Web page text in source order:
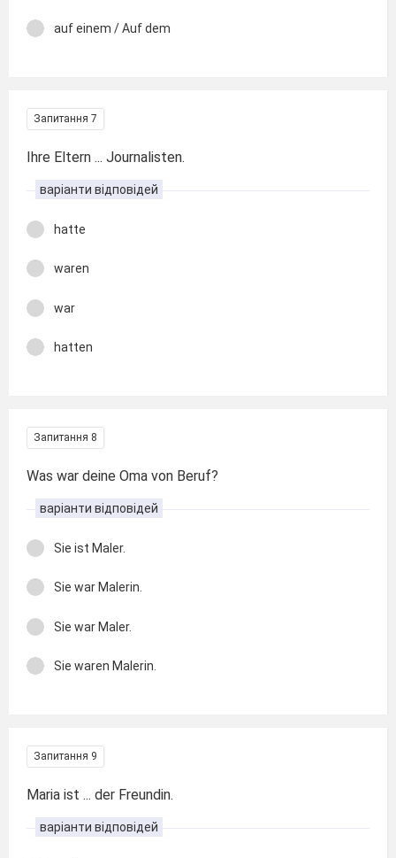
auf einem / Auf dem
Запитання 7
Ihre Eltern ... Journalisten.
варіанти відповідей
hatte
waren
war
hatten
Запитання 8
Was war deine Oma von Beruf?
варіанти відповідей
Sie ist Maler.
Sie war Malerin.
Sie war Maler.
Sie waren Malerin.
Запитання 9
Maria ist ... der Freundin.
варіанти відповідей